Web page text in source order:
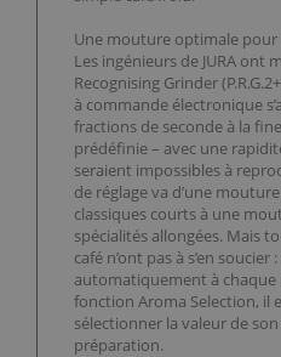
Une mouture optimale pour
Les ingénieurs de JURA ont
Recognising Grinder
à commande électronique
fractions de seconde à la
prédéfinie – avec une
seraient impossibles à
de réglage va d’une
classiques courts à une
spécialités allongées. Mais
café n’ont pas à s’en soucier
automatiquement à chaque
fonction Aroma Selection, il
sélectionner la valeur de
préparation.